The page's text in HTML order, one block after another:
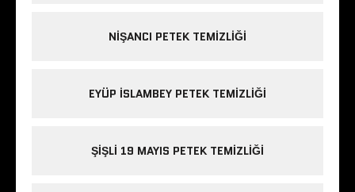
NIŞANCI PETEK TEMIZLIĞI
EYÜP ISLAMBEY PETEK TEMIZLIĞI
ŞIŞLI 19 MAYIS PETEK TEMIZLIĞI